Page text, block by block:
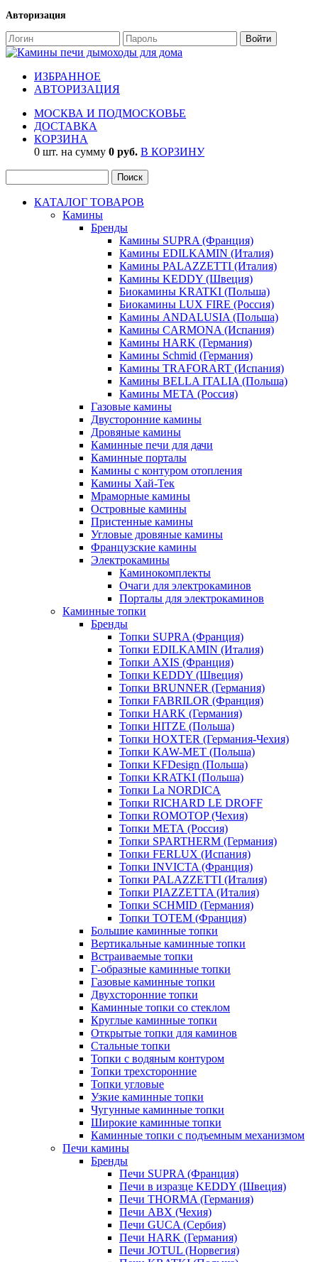
Авторизация
ИЗБРАННОЕ
АВТОРИЗАЦИЯ
МОСКВА И ПОДМОСКОВЬЕ
ДОСТАВКА
КОРЗИНА
0 шт. на сумму 0 руб. В КОРЗИНУ
КАТАЛОГ ТОВАРОВ
Камины
Бренды
Камины SUPRA (Франция)
Камины EDILKAMIN (Италия)
Камины PALAZZETTI (Италия)
Камины KEDDY (Швеция)
Биокамины KRATKI (Польша)
Биокамины LUX FIRE (Россия)
Камины ANDALUSIA (Польша)
Камины CARMONA (Испания)
Камины HARK (Германия)
Камины Schmid (Германия)
Камины TRAFORART (Испания)
Камины BELLA ITALIA (Польша)
Камины МЕТА (Россия)
Газовые камины
Двусторонние камины
Дровяные камины
Каминные печи для дачи
Каминные порталы
Камины с контуром отопления
Камины Хай-Тек
Мраморные камины
Островные камины
Пристенные камины
Угловые дровяные камины
Французские камины
Электрокамины
Каминокомплекты
Очаги для электрокаминов
Порталы для электрокаминов
Каминные топки
Бренды
Топки SUPRA (Франция)
Топки EDILKAMIN (Италия)
Топки AXIS (Франция)
Топки KEDDY (Швеция)
Топки BRUNNER (Германия)
Топки FABRILOR (Франция)
Топки HARK (Германия)
Топки HITZE (Польша)
Топки HOXTER (Германия-Чехия)
Топки KAW-MET (Польша)
Топки KFDesign (Польша)
Топки KRATKI (Польша)
Топки La NORDICA
Топки RICHARD LE DROFF
Топки ROMOTOP (Чехия)
Топки МЕТА (Россия)
Топки SPARTHERM (Германия)
Топки FERLUX (Испания)
Топки INVICTA (Франция)
Топки PALAZZETTI (Италия)
Топки PIAZZETTA (Италия)
Топки SCHMID (Германия)
Топки TOTEM (Франция)
Большие каминные топки
Вертикальные каминные топки
Встраиваемые топки
Г-образные каминные топки
Газовые каминные топки
Двухсторонние топки
Каминные топки со стеклом
Круглые каминные топки
Открытые топки для каминов
Стальные топки
Топки с водяным контуром
Топки трехсторонние
Топки угловые
Узкие каминные топки
Чугунные каминные топки
Широкие каминные топки
Каминные топки с подъемным механизмом
Печи камины
Бренды
Печи SUPRA (Франция)
Печи в изразце KEDDY (Швеция)
Печи THORMA (Германия)
Печи ABX (Чехия)
Печи GUCA (Сербия)
Печи HARK (Германия)
Печи JOTUL (Норвегия)